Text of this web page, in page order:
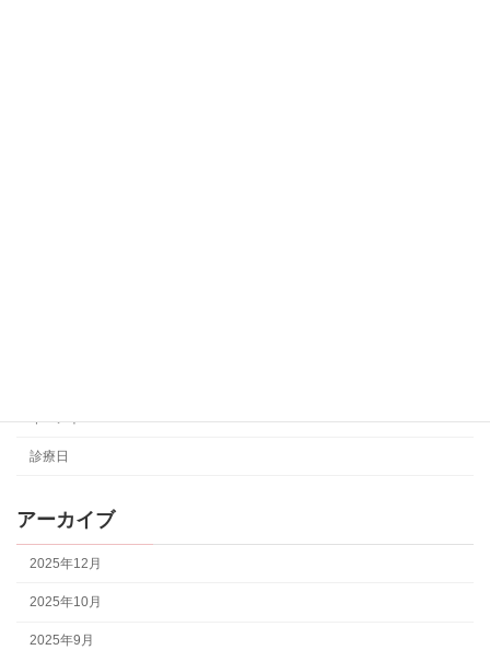
診療日
アーカイブ
2025年12月
2025年10月
2025年9月